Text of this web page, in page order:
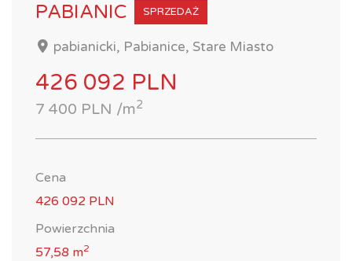
PABIANIC
SPRZEDAŻ
pabianicki, Pabianice, Stare Miasto
426 092 PLN
7 400 PLN /m2
Cena
426 092 PLN
Powierzchnia
57,58 m2